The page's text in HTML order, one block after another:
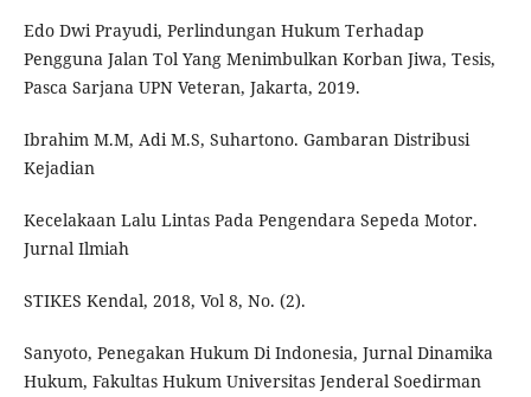
Edo Dwi Prayudi, Perlindungan Hukum Terhadap
Pengguna Jalan Tol Yang Menimbulkan Korban Jiwa, Tesis,
Pasca Sarjana UPN Veteran, Jakarta, 2019.
Ibrahim M.M, Adi M.S, Suhartono. Gambaran Distribusi
Kejadian
Kecelakaan Lalu Lintas Pada Pengendara Sepeda Motor.
Jurnal Ilmiah
STIKES Kendal, 2018, Vol 8, No. (2).
Sanyoto, Penegakan Hukum Di Indonesia, Jurnal Dinamika
Hukum, Fakultas Hukum Universitas Jenderal Soedirman